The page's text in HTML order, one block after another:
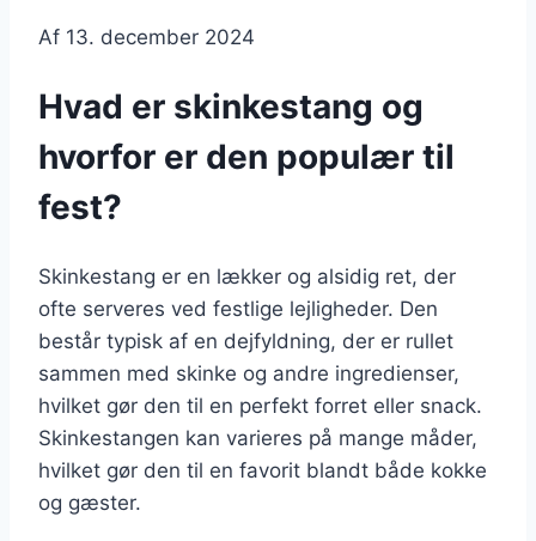
Af 13. december 2024
Hvad er skinkestang og
hvorfor er den populær til
fest?
Skinkestang er en lækker og alsidig ret, der
ofte serveres ved festlige lejligheder. Den
består typisk af en dejfyldning, der er rullet
sammen med skinke og andre ingredienser,
hvilket gør den til en perfekt forret eller snack.
Skinkestangen kan varieres på mange måder,
hvilket gør den til en favorit blandt både kokke
og gæster.